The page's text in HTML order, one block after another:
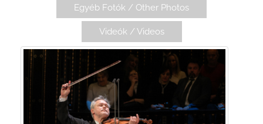
Egyéb Fotók / Other Photos
Videók / Videos